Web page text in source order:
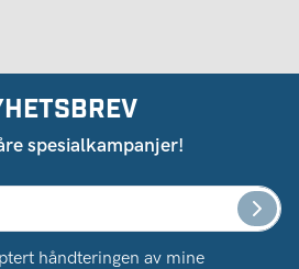
spesialkampanjer!
håndteringen av mine